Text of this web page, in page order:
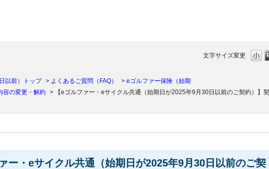
文字サイズ変更
以前）トップ > よくあるご質問（FAQ） > eゴルファー保険（始期
容の変更・解約 >
【eゴルファー・eサイクル共通（始期日が2025年9月30日以前のご契約）】
ー・eサイクル共通（始期日が2025年9月30日以前のご契